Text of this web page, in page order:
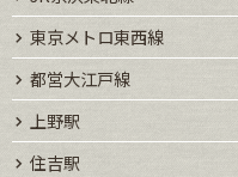
東京メトロ東西線
都営大江戸線
上野駅
住吉駅